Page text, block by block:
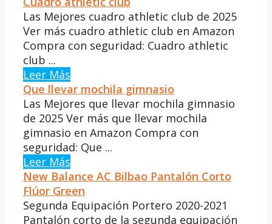
Las Mejores cuadro athletic club de 2025
Ver más cuadro athletic club en Amazon
Compra con seguridad: Cuadro athletic
club ...
Leer Más
Que llevar mochila gimnasio
Las Mejores que llevar mochila gimnasio
de 2025 Ver más que llevar mochila
gimnasio en Amazon Compra con
seguridad: Que ...
Leer Más
New Balance AC Bilbao Pantalón Corto
Flúor Green
Segunda Equipación Portero 2020-2021
Pantalón corto de la segunda equipación